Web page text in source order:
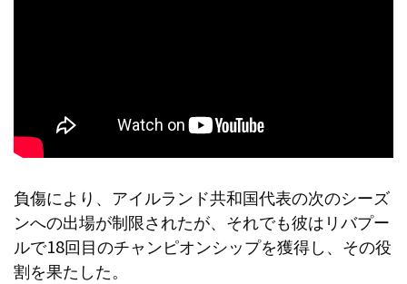
負傷により、アイルランド共和国代表の次のシーズ
ンへの出場が制限されたが、それでも彼はリバプー
ルで18回目のチャンピオンシップを獲得し、その役
割を果たした。